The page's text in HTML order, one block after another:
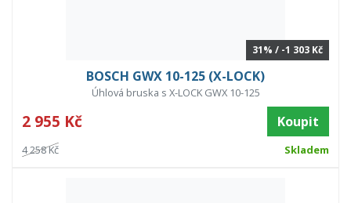
31% / -1 303 Kč
BOSCH GWX 10-125 (X-LOCK)
Úhlová bruska s X-LOCK GWX 10-125
2 955 Kč Koupit
4 258 Kč Skladem